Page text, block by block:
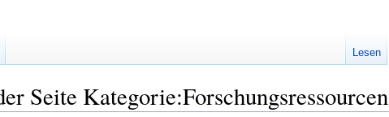
Seite Kategorie:Forschungsressourcen
Lesen